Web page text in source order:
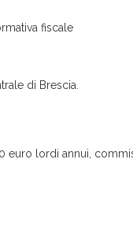
fiscale
di Brescia.
lordi annui,